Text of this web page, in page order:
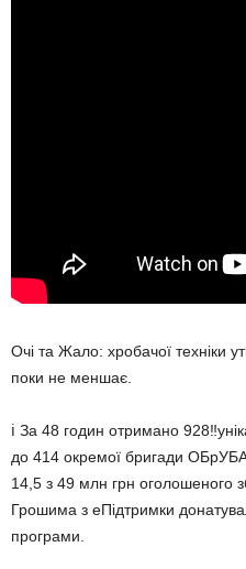
Очі та Жало: хробачої техніки
поки не меншає.
ℹ️ За 48 годин отримано
до 414 окремої бригади
14,5 з 49 млн грн оголошеного
Грошима з еПідтримки
програми.